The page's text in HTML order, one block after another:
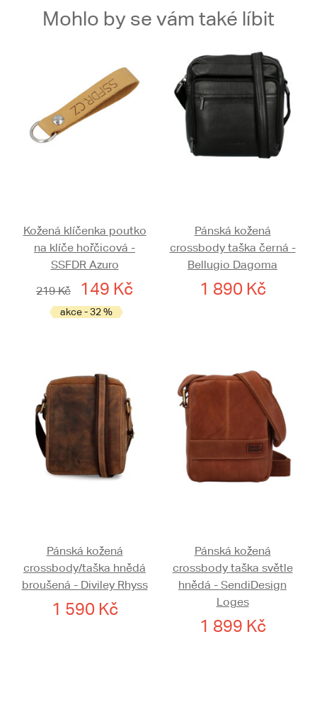
Mohlo by se vám také líbit
Kožená klíčenka poutko
na klíče hořčicová -
SSFDR Azuro
219 Kč
149 Kč
akce - 32 %
Pánská kožená
crossbody taška černá -
Bellugio Dagoma
1 890 Kč
Pánská kožená
crossbody/taška hnědá
broušená - Diviley Rhyss
1 590 Kč
Pánská kožená
crossbody taška světle
hnědá - SendiDesign
Loges
1 899 Kč